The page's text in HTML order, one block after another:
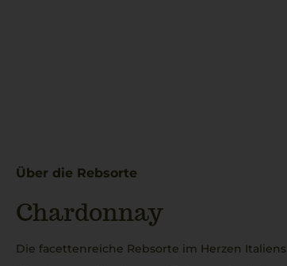
Über die Rebsorte
Chardonnay
Die facettenreiche Rebsorte im Herzen Italiens